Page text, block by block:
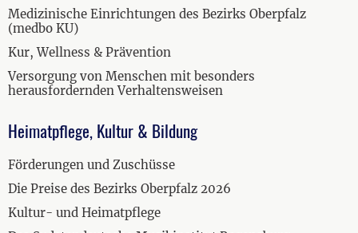
Medizinische Einrichtungen des Bezirks Oberpfalz
(medbo KU)
Kur, Wellness & Prävention
Versorgung von Menschen mit besonders
herausfordernden Verhaltensweisen
Heimatpflege, Kultur & Bildung
Förderungen und Zuschüsse
Die Preise des Bezirks Oberpfalz 2026
Kultur- und Heimatpflege